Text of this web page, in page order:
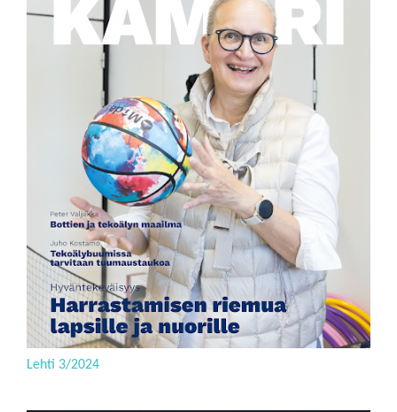
Lehti 3/2024